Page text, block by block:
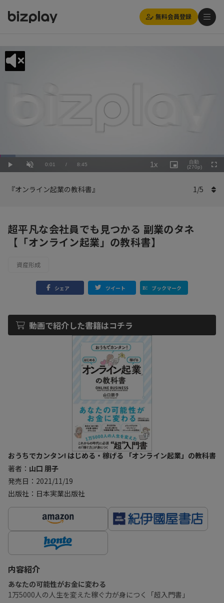
無料会員登録
Play UnmuteCurrent
0:01 / Duration
8:45
Loaded:
6.86%
1x
Rate
Picture-
in-
自動
(270p)
『オンライン起業の教科書』 1/5
超平凡な会社員でも見つかる 副業のタネ
【「オンライン起業」の教科書】
資産形成
シェア ツイート ブックマーク
動画で紹介した書籍はコチラ
おうちでカンタン! はじめる・稼げる 「オンライン起業」の教科書
著者： 山口 朋子
発売日：2021/11/19
出版社：日本実業出版社
内容紹介
あなたの可能性がお金に変わる
1万5000人の人生を変えた稼ぐ力が身につく「超入門書」